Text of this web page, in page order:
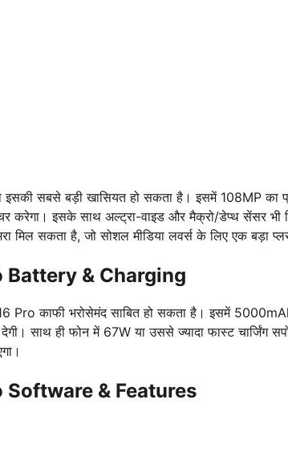
सबसे बड़ी खासियत हो सकता है। इसमें 108MP का
करेगा। इसके साथ अल्ट्रा-वाइड और मैक्रो/डेप्थ सेंसर भी
मिल सकता है, जो सोशल मीडिया लवर्स के लिए एक बड़ा
Battery & Charging
Pro काफी भरोसेमंद साबित हो सकता है। इसमें
साथ ही फोन में 67W या उससे ज्यादा फास्ट चार्जिंग
Software & Features